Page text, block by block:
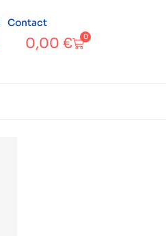
Contact
0,00 € 0